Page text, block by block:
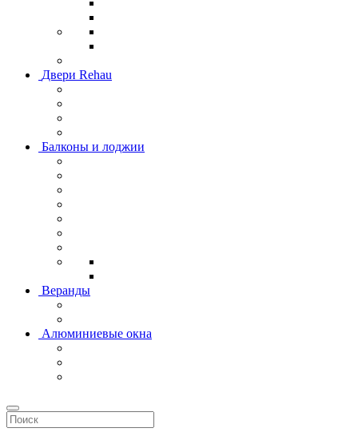
Двери Rehau
Балконы и лоджии
Веранды
Алюминиевые окна